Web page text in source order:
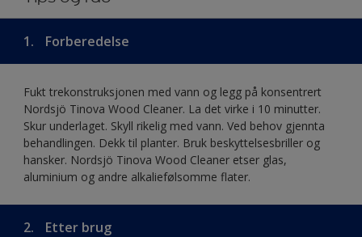
1. Forberedelse
Fukt trekonstruksjonen med vann og legg på konsentrert
Nordsjö Tinova Wood Cleaner. La det virke i 10 minutter.
Skur underlaget. Skyll rikelig med vann. Ved behov gjennta
behandlingen. Dekk til planter. Bruk beskyttelsesbriller og
hansker. Nordsjö Tinova Wood Cleaner etser glas,
aluminium og andre alkaliefølsomme flater.
2. Etter brug